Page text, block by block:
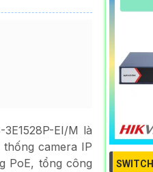
EI/M là
camera IP
PoE, tổng công